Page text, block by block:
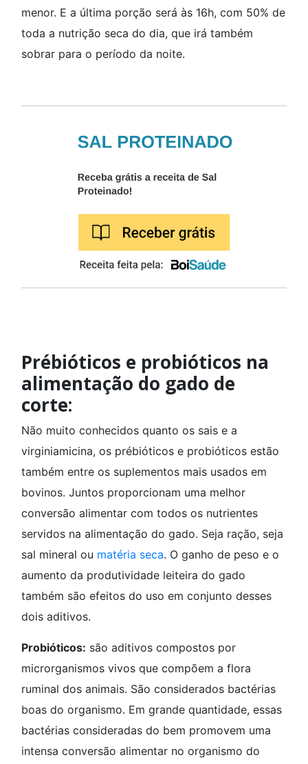
menor. E a última porção será às 16h, com 50% de
toda a nutrição seca do dia, que irá também
sobrar para o período da noite.
Prébióticos e probióticos na
alimentação do gado de
corte:
Não muito conhecidos quanto os sais e a
virginiamicina, os prébióticos e probióticos estão
também entre os suplementos mais usados em
bovinos. Juntos proporcionam uma melhor
conversão alimentar com todos os nutrientes
servidos na alimentação do gado. Seja ração, seja
sal mineral ou matéria seca. O ganho de peso e o
aumento da produtividade leiteira do gado
também são efeitos do uso em conjunto desses
dois aditivos.
Probióticos: são aditivos compostos por
microrganismos vivos que compõem a flora
ruminal dos animais. São considerados bactérias
boas do organismo. Em grande quantidade, essas
bactérias consideradas do bem promovem uma
intensa conversão alimentar no organismo do